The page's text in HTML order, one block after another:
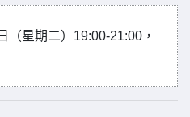
（星期二）19:00-21:00，